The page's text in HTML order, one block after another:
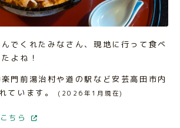
でくれたみなさん、現地に行って食べ
よね！
門前湯治村や道の駅など安芸高田市内
ています。
(2026年1月現在)
ちら